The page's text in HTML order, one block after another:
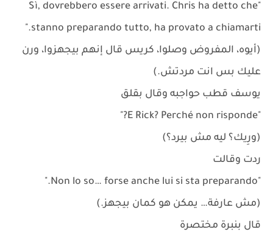
"Sì, dovrebbero essere arrivati. Chris ha detto che
stanno preparando tutto, ha provato a chiamarti."
(أيوه، المفروض وصلوا، كريس قال إنهم بيجهزوا، ورن
عليك بس انت مردتش.)
يوسف قطب حواجبه وقال بقلق
"E Rick? Perché non risponde?"
(ورِيك؟ ليه مش بيرد؟)
ردت وقالت
"Non lo so… forse anche lui si sta preparando."
(مش عارفة… يمكن هو كمان بيجهز.)
قال بنبرة مختصرة